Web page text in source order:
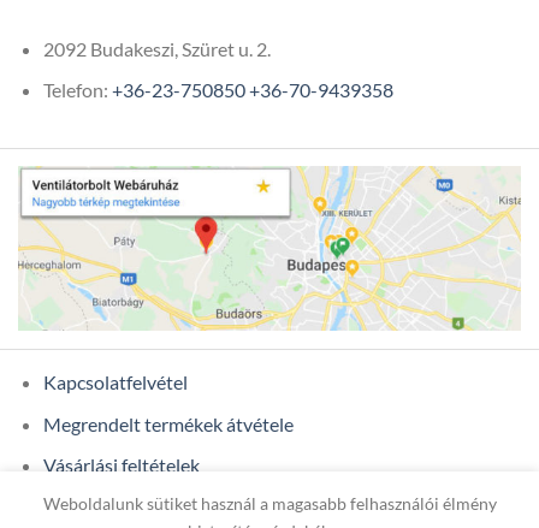
2092 Budakeszi, Szüret u. 2.
Telefon: +36-23-750850+36-70-9439358
Kapcsolatfelvétel
Megrendelt termékek átvétele
Vásárlási feltételek
Ügyfél adatok
Weboldalunk sütiket használ a magasabb felhasználói élmény